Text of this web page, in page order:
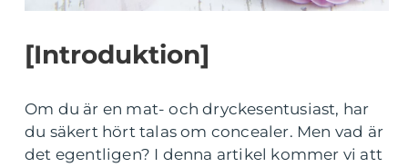
[Introduktion]
Om du är en mat- och dryckesentusiast, har
du säkert hört talas om concealer. Men vad är
det egentligen? I denna artikel kommer vi att